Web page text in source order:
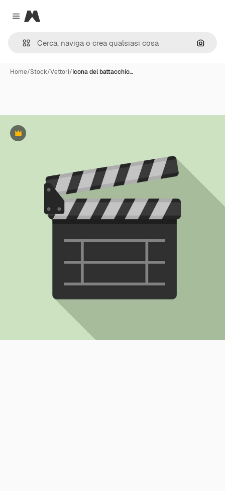
Close menu
Magnific
Cerca
Home/Stock/Vettori/Icona del battacchio…
Premium